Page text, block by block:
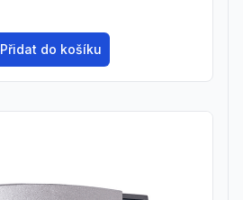
Přidat do košíku